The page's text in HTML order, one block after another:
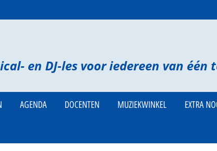
en DJ-les voor iedereen van
AGENDA DOCENTEN MUZIEKWINKEL EXTRA